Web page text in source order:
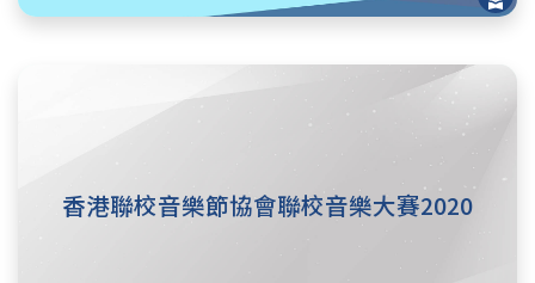
香港聯校音樂節協會聯校音樂大賽2020